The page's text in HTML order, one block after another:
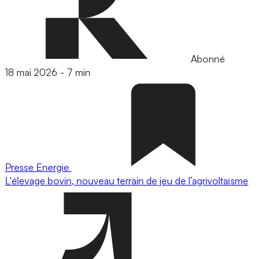
Abonné
18 mai 2026 - 7 min
Presse Energie
L'élevage bovin, nouveau terrain de jeu de l’agrivoltaïsme